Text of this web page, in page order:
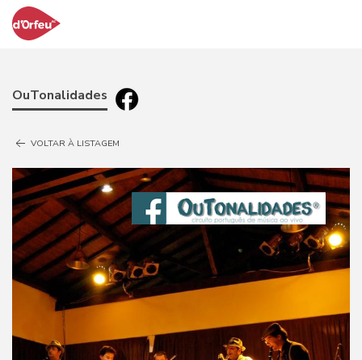
OuTonalidades
VOLTAR À LISTAGEM